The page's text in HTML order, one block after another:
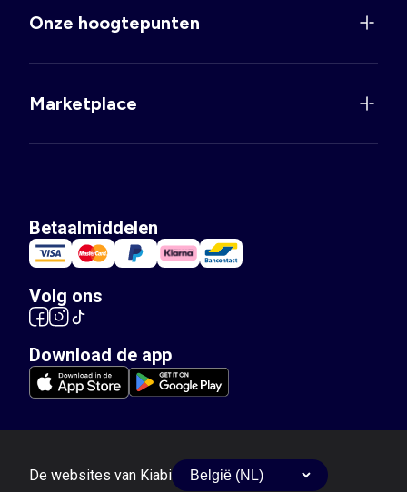
Onze hoogtepunten
Marketplace
Betaalmiddelen
Volg ons
Download de app
De websites van Kiabi